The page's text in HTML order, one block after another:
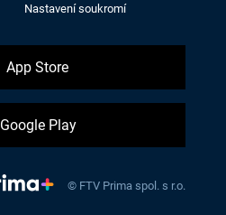
Nastavení soukromí
App Store
Google Play
© FTV Prima spol. s r.o.